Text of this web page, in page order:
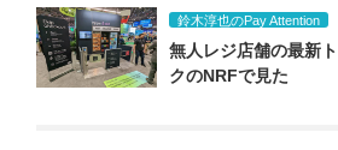
鈴木淳也のPay Attention
無人レジ店舗の最新
クのNRFで見た